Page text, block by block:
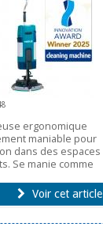
ergonomique
maniable pour
dans des espaces
Se manie comme
Voir cet article